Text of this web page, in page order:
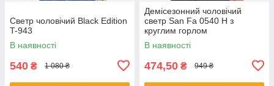
Светр чоловічий Black Edition
T-943
В наявності
540 ₴ 1 080 ₴
Демісезонний чоловічий
светр San Fa 0540 Н з
круглим горлом
В наявності
474,50 ₴ 949 ₴